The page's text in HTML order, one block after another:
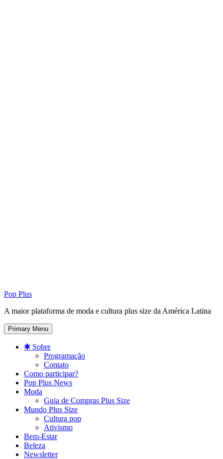
Pop Plus
A maior plataforma de moda e cultura plus size da América Latina
Primary Menu
✱ Sobre
Programação
Contato
Como participar?
Pop Plus News
Moda
Guia de Compras Plus Size
Mundo Plus Size
Cultura pop
Ativismo
Bem-Estar
Beleza
Newsletter